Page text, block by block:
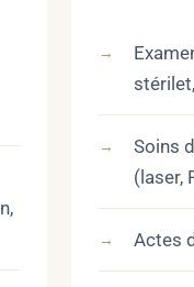
Soins
(laser,
Actes